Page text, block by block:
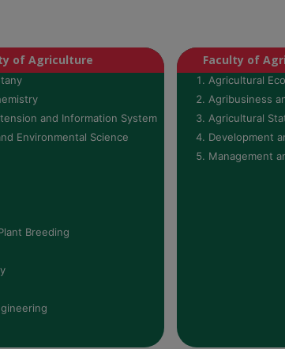
of Agriculture
and Information System
Environmental Science
Breeding
Faculty of
Agricultural
Agribusiness
Agricultural
Development
Management